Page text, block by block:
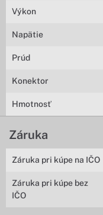
Výkon
Napätie
Prúd
Konektor
Hmotnosť
Záruka
Záruka pri kúpe na IČO
Záruka pri kúpe bez
IČO